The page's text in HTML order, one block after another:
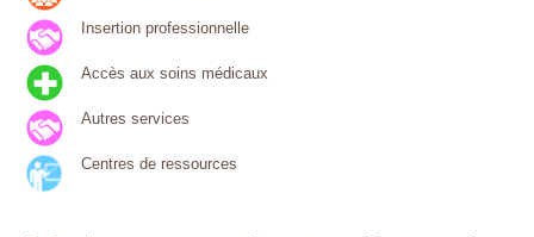
Insertion professionnelle
Accès aux soins médicaux
Autres services
Centres de ressources